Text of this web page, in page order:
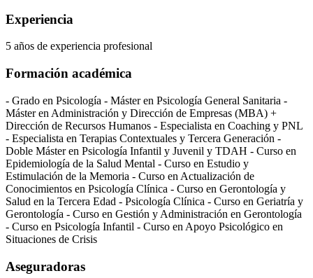
Experiencia
5 años de experiencia profesional
Formación académica
- Grado en Psicología - Máster en Psicología General Sanitaria -
Máster en Administración y Dirección de Empresas (MBA) +
Dirección de Recursos Humanos - Especialista en Coaching y PNL
- Especialista en Terapias Contextuales y Tercera Generación -
Doble Máster en Psicología Infantil y Juvenil y TDAH - Curso en
Epidemiología de la Salud Mental - Curso en Estudio y
Estimulación de la Memoria - Curso en Actualización de
Conocimientos en Psicología Clínica - Curso en Gerontología y
Salud en la Tercera Edad - Psicología Clínica - Curso en Geriatría y
Gerontología - Curso en Gestión y Administración en Gerontología
- Curso en Psicología Infantil - Curso en Apoyo Psicológico en
Situaciones de Crisis
Aseguradoras